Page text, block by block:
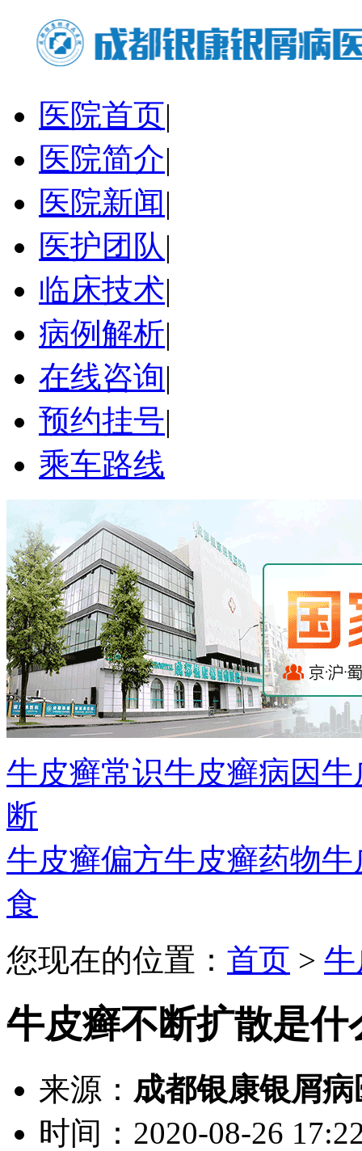
医院首页|
医院简介|
医院新闻|
医护团队|
临床技术|
病例解析|
在线咨询|
预约挂号|
乘车路线
牛皮癣常识牛皮癣病因牛
断
牛皮癣偏方牛皮癣药物牛
食
您现在的位置： 首页 >
牛皮癣不断扩散是什
来源： 成都银康银屑病
时间：2020-08-26